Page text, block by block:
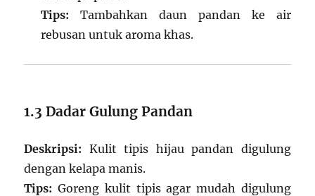
Tips: Tambahkan daun pandan ke air
rebusan untuk aroma khas.
1.3 Dadar Gulung Pandan
Deskripsi: Kulit tipis hijau pandan digulung
dengan kelapa manis.
Tips: Goreng kulit tipis agar mudah digulung